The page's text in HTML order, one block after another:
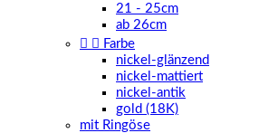
21 - 25cm
ab 26cm
  Farbe
nickel-glänzend
nickel-mattiert
nickel-antik
gold (18K)
mit Ringöse